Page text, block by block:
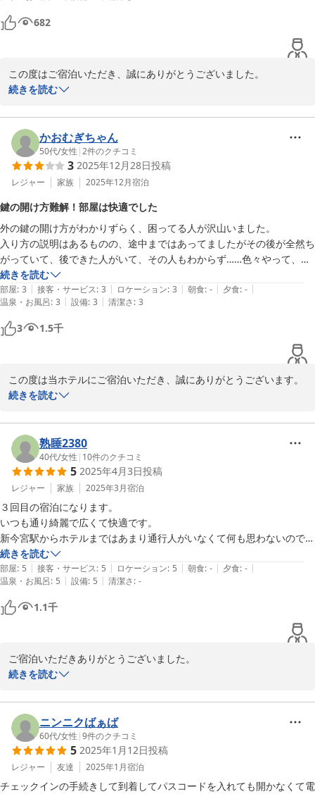
682
この度はご宿泊いただき、誠にありがとうございました。
お部屋の広さや清潔さについてご満足いただけたようで、大変嬉し
次回こちらへお越しの際にも、ぜひ当館をご利用いただけますと幸
いです。
またのご来館をスタッフ一同、心よりお待ち申し上げております。
2025-08-04
続きを読む
かおむぎちゃん
50代/女性 |2件のクチコミ
3 2025年12月28日投稿
レジャー 家族 2025年12月宿泊
鍵の開け方難解！部屋は快適でした
外の鍵の開け方がわかりずらく、困ってる人が沢山いました。
入り方の説明はあるものの、途中まではあってましたがその後が全然ち
がっていて、後できた人がいて、その人もわからず……色々やって、チ
ェックイン画面のPDFを開ダウンロードを見落としてて、気がついて開
けられました。気をつけてください！
部屋は快適でした。
続きを読む
部屋: 3 | 接客・サービス: 3 | ロケーション: 3 | 朝食: - | 夕食: - |
温泉・お風呂: 3 | 設備: 3 | 清潔さ: 3
3 1.5千
この度は当ホテルにご宿泊いただき、誠にありがとうございます。
また、ご滞在のご感想をお寄せいただき、重ねて御礼申し上げま
外扉の鍵の開け方につきまして、分かりづらくご不便とご不安をお
かけしましたこと、心よりお詫び申し上げます。いただいたご意見
をもとに、案内文の表現や表示方法の見直し、より分かりやすいご
案内ができるよう改善に努めてまいります。
またのご来館を、スタッフ一同心よりお待ちしております。
ＢＡＫＵＲＯ － ＤＯＹＡＮＥＮ ＨＯＴＥＬＳ
2026-01-13
続きを読む
熟睡2380
40代/女性 | 10件のクチコミ
5 2025年4月3日投稿
レジャー 家族 2025年3月宿泊
３回目の宿泊になります。
いつも通り綺麗で広くて快適です。
新今宮駅からホテルまではあまり通行人がいなくて何も思わないのです
が、今回は朝早くにチェックアウトして動物園前駅に行こうとすると、
おじさんたちの中をまっすぐ突き抜ける形になるので少し緊張しまし
た。
続きを読む
部屋: 5 | 接客・サービス: 5 | ロケーション: 5 | 朝食: - | 夕食: - |
温泉・お風呂: 5 | 設備: 5 | 清潔さ: -
1.1千
ご宿泊いただきありがとうございました。
3回もご利用いただいてくださり光栄です。今後もご満足いただけ
またの機会がございましたらご利用お待ちしております。
お口コミ投稿ありがとうございました。
2025-04-09
続きを読む
ニンニクばぁば
60代/女性 |9件のクチコミ
5 2025年1月12日投稿
レジャー 友達 2025年1月宿泊
チェックインの手続きして到着してパスコードを入れても開かなくて電